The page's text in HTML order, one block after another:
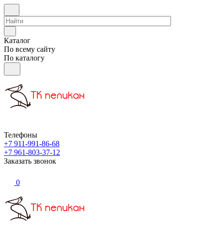
Каталог
По всему сайту
По каталогу
Телефоны
+7 911-991-86-68
+7 961-803-37-12
Заказать звонок
0